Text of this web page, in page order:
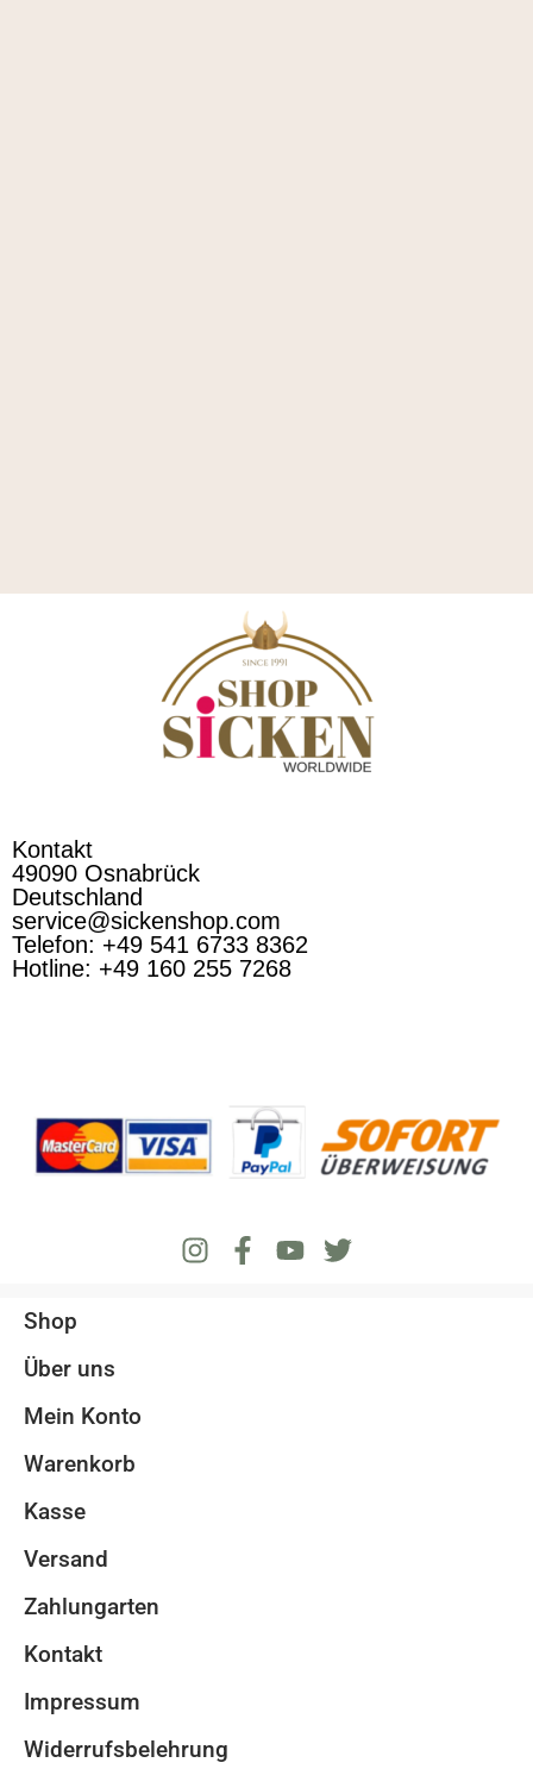
Kontakt
49090 Osnabrück
Deutschland
service@sickenshop.com
Telefon: +49 541 6733 8362
Hotline: +49 160 255 7268
Shop
Über uns
Mein Konto
Warenkorb
Kasse
Versand
Zahlungarten
Kontakt
Impressum
Widerrufsbelehrung